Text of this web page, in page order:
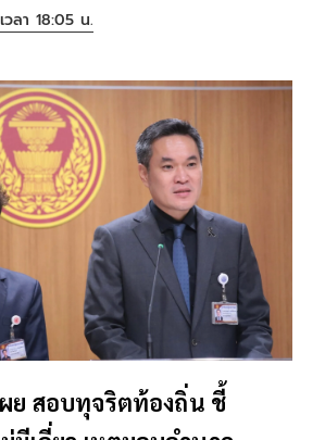
ลา 18:05 น.
ย สอบทุจริตท้องถิ่น ชี้